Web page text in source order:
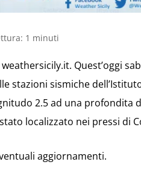
1 minuti
Quest’oggi
stazioni sismiche
2.5 ad una profondita
localizzato nei pressi di
aggiornamenti.